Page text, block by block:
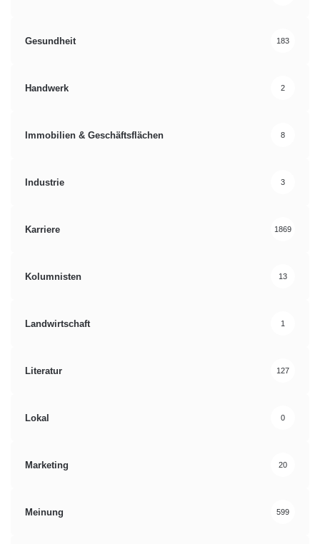
Gesundheit 183
Handwerk 2
Immobilien & Geschäftsflächen 8
Industrie 3
Karriere 1869
Kolumnisten 13
Landwirtschaft 1
Literatur 127
Lokal 0
Marketing 20
Meinung 599